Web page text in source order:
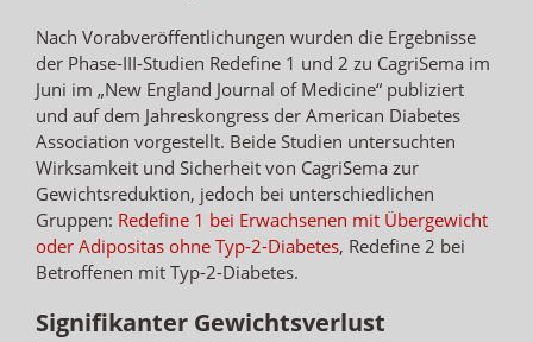
Nach Vorabveröffentlichungen wurden die Ergebnisse
der Phase-III-Studien Redefine 1 und 2 zu CagriSema im
Juni im „New England Journal of Medicine“ publiziert
und auf dem Jahreskongress der American Diabetes
Association vorgestellt. Beide Studien untersuchten
Wirksamkeit und Sicherheit von CagriSema zur
Gewichtsreduktion, jedoch bei unterschiedlichen
Gruppen: Redefine 1 bei Erwachsenen mit Übergewicht
oder Adipositas ohne Typ-2-Diabetes, Redefine 2 bei
Betroffenen mit Typ-2-Diabetes.
Signifikanter Gewichtsverlust